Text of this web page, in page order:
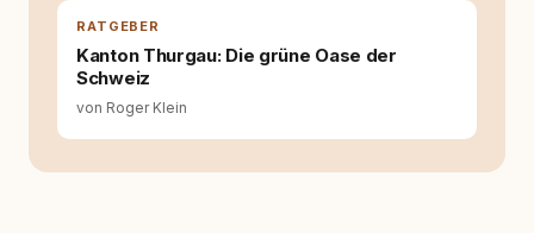
RATGEBER
Kanton Thurgau: Die grüne Oase der
Schweiz
von Roger Klein